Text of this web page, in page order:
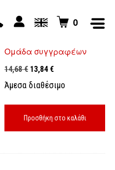
0
Ομάδα συγγραφέων
14,68€ Original
price
14,68 €.
13,84 €Η
τρέχουσα
τιμή
είναι:
13,84 €.
Άμεσα διαθέσιμο
Προσθήκη στο καλάθι